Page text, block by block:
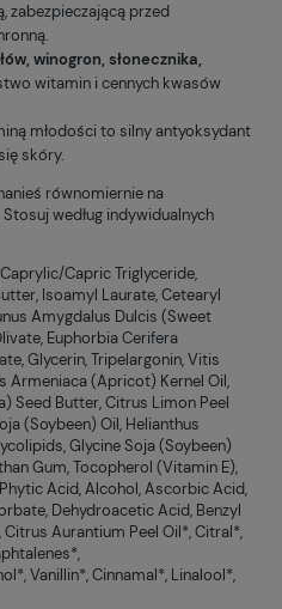
zabezpieczającą przed
winogron, słonecznika,
witamin i cennych kwasów
młodości to silny antyoksydant
skóry.
równomiernie na
według indywidualnych
Capric Triglyceride,
Isoamyl Laurate, Cetearyl
Amygdalus Dulcis (Sweet
Euphorbia Cerifera
Glycerin, Tripelargonin, Vitis
Armeniaca (Apricot) Kernel Oil,
Seed Butter, Citrus Limon Peel
(Soybeen) Oil, Helianthus
Glycine Soja (Soybeen)
Gum, Tocopherol (Vitamin E),
Acid, Alcohol, Ascorbic Acid,
Dehydroacetic Acid, Benzyl
Aurantium Peel Oil*, Citral*,
Vanillin*, Cinnamal*, Linalool*,